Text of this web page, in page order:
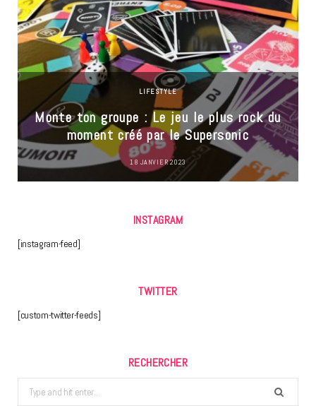
LIFESTYLE
Monte ton groupe : Le jeu le plus rock du
moment créé par le Supersonic
18 JANVIER 2023
INSTAGRAM
[instagram-feed]
TWITTER
[custom-twitter-feeds]
RECHERCHER
Search